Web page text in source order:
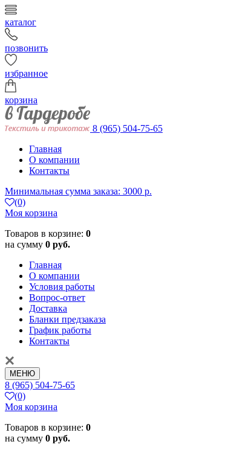
каталог
позвонить
избранное
корзина
8 (965) 504-75-65
Главная
О компании
Контакты
Минимальная сумма заказа: 3000 р.
(0)
Моя корзина
Товаров в корзине: 0
на сумму 0 руб.
Главная
О компании
Условия работы
Вопрос-ответ
Доставка
Бланки предзаказа
График работы
Контакты
МЕНЮ
8 (965) 504-75-65
(0)
Моя корзина
Товаров в корзине: 0
на сумму 0 руб.